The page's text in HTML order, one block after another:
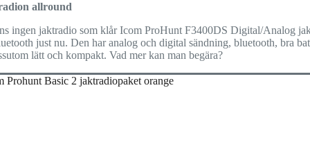
allround
ingen jaktradio som klår Icom ProHunt F3400DS Digital/Analog
just nu. Den har analog och digital sändning, bluetooth, bra
lätt och kompakt. Vad mer kan man begära?